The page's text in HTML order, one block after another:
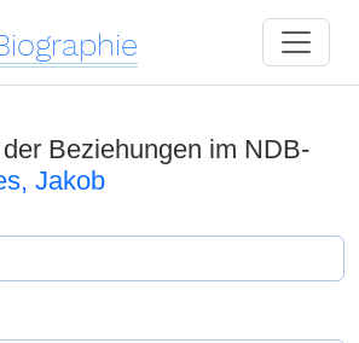
Beziehungen im NDB-
Jakob